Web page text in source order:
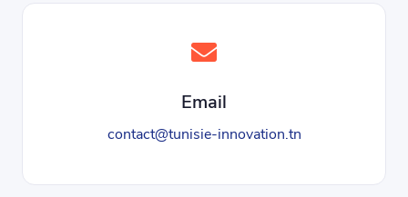
Email
contact@tunisie-innovation.tn